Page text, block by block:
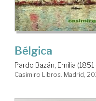
Bélgica
Pardo Bazán, Emilia
Casimiro Libros. Madrid,